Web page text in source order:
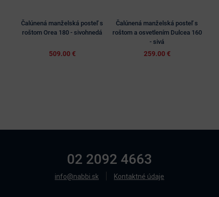
Čalúnená manželská posteľ s
roštom Orea 180 - sivohnedá
509.00 €
Čalúnená manželská posteľ s
roštom a osvetlením Dulcea 160
- sivá
259.00 €
02 2092 4663
info@nabbi.sk Kontaktné údaje